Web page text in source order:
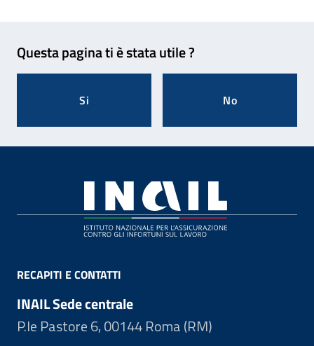
Questa pagina ti è stata utile ?
Si No
RECAPITI E CONTATTI
INAIL Sede centrale
P.le Pastore 6, 00144 Roma (RM)